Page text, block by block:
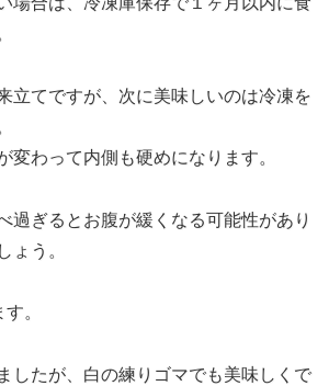
立てですが、次に美味しいのは冷凍を
変わって内側も硬めになります。
過ぎるとお腹が緩くなる可能性があり
ょう。
。
したが、白の練りゴマでも美味しくで